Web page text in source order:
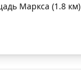
Маркса (1.8 км)